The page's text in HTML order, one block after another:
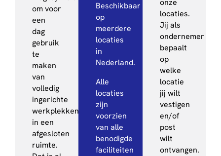
om voor
een
dag
gebruik
te
maken
van
volledig
ingerichte
werkplekken
in een
afgesloten
ruimte.
Beschikbaar
op
meerdere
locaties
in
Nederland.
Alle
locaties
zijn
voorzien
van alle
benodigde
faciliteiten
onze
locaties.
Jij als
ondernemer
bepaalt
op
welke
locatie
jij wilt
vestigen
en/of
post
wilt
ontvangen.